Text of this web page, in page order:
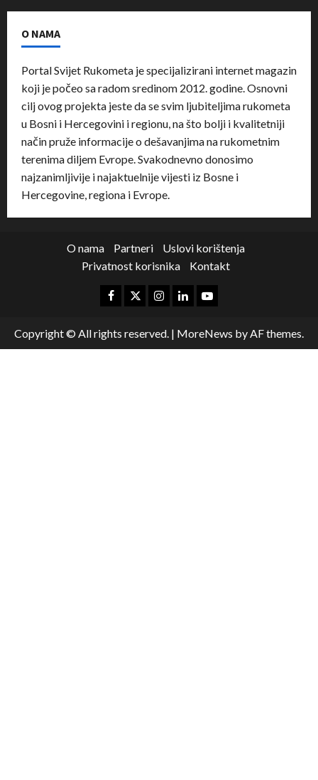
O NAMA
Portal Svijet Rukometa je specijalizirani internet magazin
koji je počeo sa radom sredinom 2012. godine. Osnovni
cilj ovog projekta jeste da se svim ljubiteljima rukometa
u Bosni i Hercegovini i regionu, na što bolji i kvalitetniji
način pruže informacije o dešavanjima na rukometnim
terenima diljem Evrope. Svakodnevno donosimo
najzanimljivije i najaktuelnije vijesti iz Bosne i
Hercegovine, regiona i Evrope.
O nama Partneri
Uslovi korištenja
Privatnost korisnika
Kontakt
Copyright © All rights reserved. | MoreNews by AF themes.